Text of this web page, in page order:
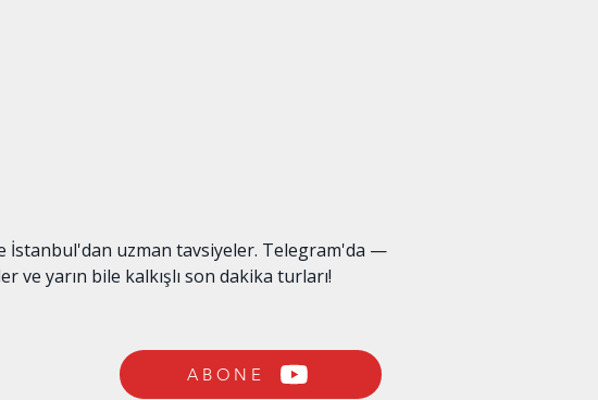
İstanbul'dan uzman tavsiyeler. Telegram'da —
yarın bile kalkışlı son dakika turları!
ABONE